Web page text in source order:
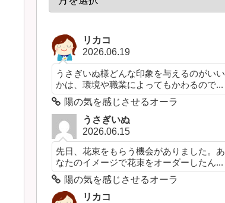
リカコ
2026.06.19
うさぎいぬ様どんな印象を与えるのがいい
かは、環境や職業によってもかわるので...
陽の気を感じさせるオーラ
うさぎいぬ
2026.06.15
先日、花束をもらう機会がありました。あ
なたのイメージで花束をオーダーしたん...
陽の気を感じさせるオーラ
リカコ